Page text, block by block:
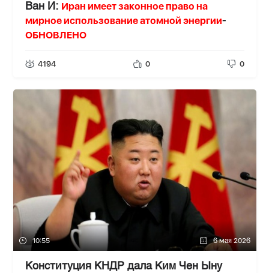
Ван И: Иран имеет законное право на
мирное использование атомной энергии-
ОБНОВЛЕНО
4194 0 0
10:55 6 мая 2026
Конституция КНДР дала Ким Чен Ыну